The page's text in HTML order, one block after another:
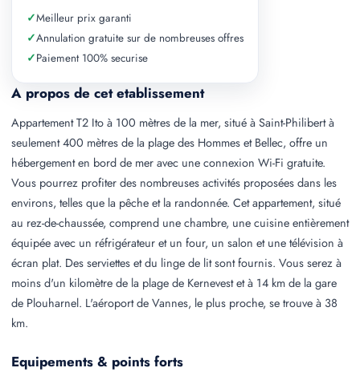
A propos de cet etablissement
Appartement T2 Ito à 100 mètres de la mer, situé à Saint-Philibert à
seulement 400 mètres de la plage des Hommes et Bellec, offre un
hébergement en bord de mer avec une connexion Wi-Fi gratuite.
Vous pourrez profiter des nombreuses activités proposées dans les
environs, telles que la pêche et la randonnée. Cet appartement, situé
au rez-de-chaussée, comprend une chambre, une cuisine entièrement
équipée avec un réfrigérateur et un four, un salon et une télévision à
écran plat. Des serviettes et du linge de lit sont fournis. Vous serez à
moins d'un kilomètre de la plage de Kernevest et à 14 km de la gare
de Plouharnel. L'aéroport de Vannes, le plus proche, se trouve à 38
km.
Equipements & points forts
✓Meilleur prix garanti
✓Annulation gratuite sur de nombreuses offres
✓Paiement 100% securise